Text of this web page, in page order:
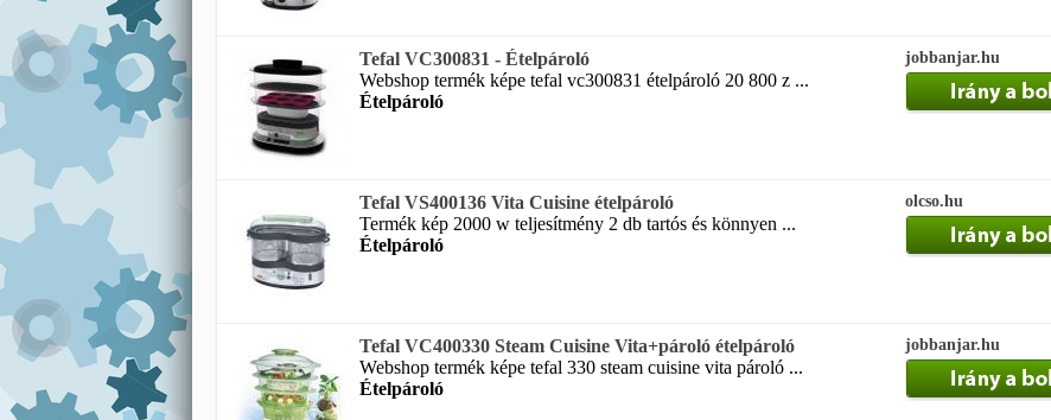
Tefal VC300831 - Ételpároló
Webshop termék képe tefal vc300831 ételpároló 20 800 z ...
Ételpároló
jobbanjar.hu
Tefal VS400136 Vita Cuisine ételpároló
Termék kép 2000 w teljesítmény 2 db tartós és könnyen ...
Ételpároló
olcso.hu
Tefal VC400330 Steam Cuisine Vita+pároló ételpároló
Webshop termék képe tefal 330 steam cuisine vita pároló ...
Ételpároló
jobbanjar.hu